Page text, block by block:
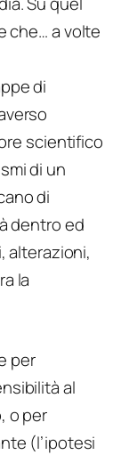
che… a volte
di
scientifico
di un
di
dentro ed
alterazioni,
la
per
al
o per
(l’ipotesi